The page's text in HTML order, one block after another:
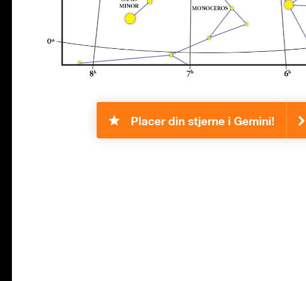
Placer din stjerne i Gemini!